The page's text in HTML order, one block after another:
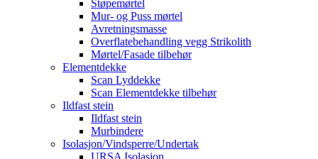
Støpemørtel
Mur- og Puss mørtel
Avretningsmasse
Overflatebehandling vegg Strikolith
Mørtel/Fasade tilbehør
Elementdekke
Scan Lyddekke
Scan Elementdekke tilbehør
Ildfast stein
Ildfast stein
Murbindere
Isolasjon/Vindsperre/Undertak
URSA Isolasjon